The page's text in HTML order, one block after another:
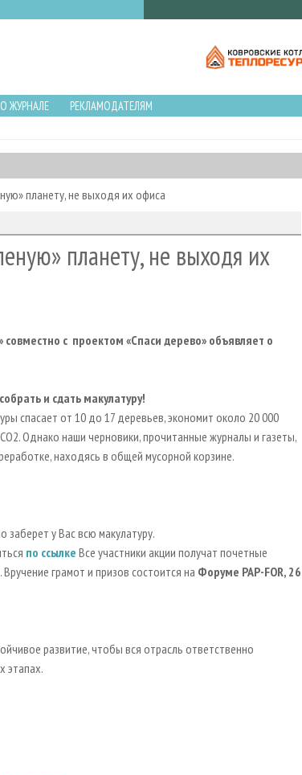
О ЖУРНАЛЕ
РЕКЛАМОДАТЕЛЯМ
планету, не выходя их офиса
планету, не выходя их
совместно с проектом «Спаси дерево» объявляет о
и сдать макулатуру!
спасает от 10 до 17 деревьев, экономит около 20 000
Однако наши черновики, прочитанные журналы и газеты,
находясь в общей мусорной корзине.
у Вас всю макулатуру.
по ссылке Все участники акции получат почетные
грамот и призов состоится на Форуме PAP-FOR, 26
развитие, чтобы вся отрасль ответственно
этапах.